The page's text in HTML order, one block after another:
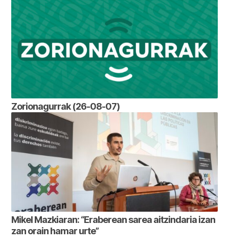
Zorionagurrak (26-08-07)
Mikel Mazkiaran: “Eraberean sarea aitzindaria izan
zan orain hamar urte”